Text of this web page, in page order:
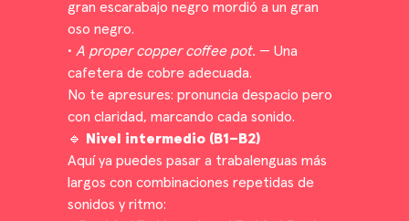
gran escarabajo negro mordió a un gran
oso negro.
• A proper copper coffee pot. — Una
cafetera de cobre adecuada.
No te apresures: pronuncia despacio pero
con claridad, marcando cada sonido.
🔹 Nivel intermedio (B1–B2)
Aquí ya puedes pasar a trabalenguas más
largos con combinaciones repetidas de
sonidos y ritmo: